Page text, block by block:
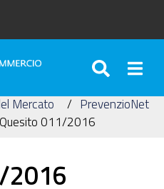
Mercato
PrevenzioNet
Quesito 011/2016
2016